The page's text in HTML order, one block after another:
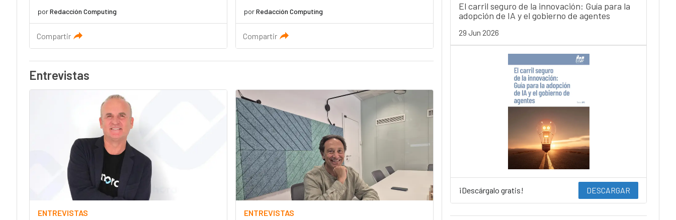
porRedacción Computing
Compartir
porRedacción Computing
Compartir
Entrevistas
ENTREVISTAS ENTREVISTAS
El carril seguro de la innovación: Guía para la
adopción de IA y el gobierno de agentes
29 Jun 2026
¡Descárgalo gratis! DESCARGAR